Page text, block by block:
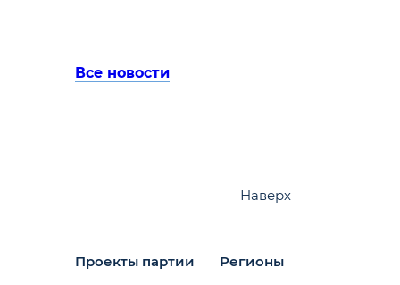
Все новости
Проекты партии Регионы
Наверх